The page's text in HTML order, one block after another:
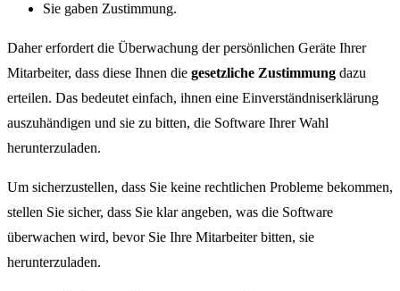
Sie gaben Zustimmung.
Daher erfordert die Überwachung der persönlichen Geräte Ihrer
Mitarbeiter, dass diese Ihnen die gesetzliche Zustimmung dazu
erteilen. Das bedeutet einfach, ihnen eine Einverständniserklärung
auszuhändigen und sie zu bitten, die Software Ihrer Wahl
herunterzuladen.
Um sicherzustellen, dass Sie keine rechtlichen Probleme bekommen,
stellen Sie sicher, dass Sie klar angeben, was die Software
überwachen wird, bevor Sie Ihre Mitarbeiter bitten, sie
herunterzuladen.